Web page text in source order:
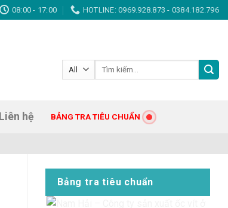
08:00 - 17:00 HOTLINE: 0969.928.873 - 0384.182.796
Tìm
Liên hệ BẢNG TRA TIÊU CHUẨN
Bảng tra tiêu chuẩn